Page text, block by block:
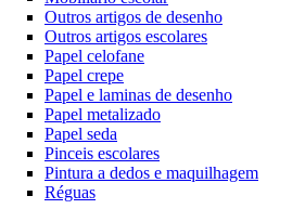
Outros artigos de desenho
Outros artigos escolares
Papel celofane
Papel crepe
Papel e laminas de desenho
Papel metalizado
Papel seda
Pinceis escolares
Pintura a dedos e maquilhagem
Réguas